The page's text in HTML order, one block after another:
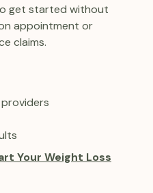
get started without
appointment or
claims.
Your Weight Loss